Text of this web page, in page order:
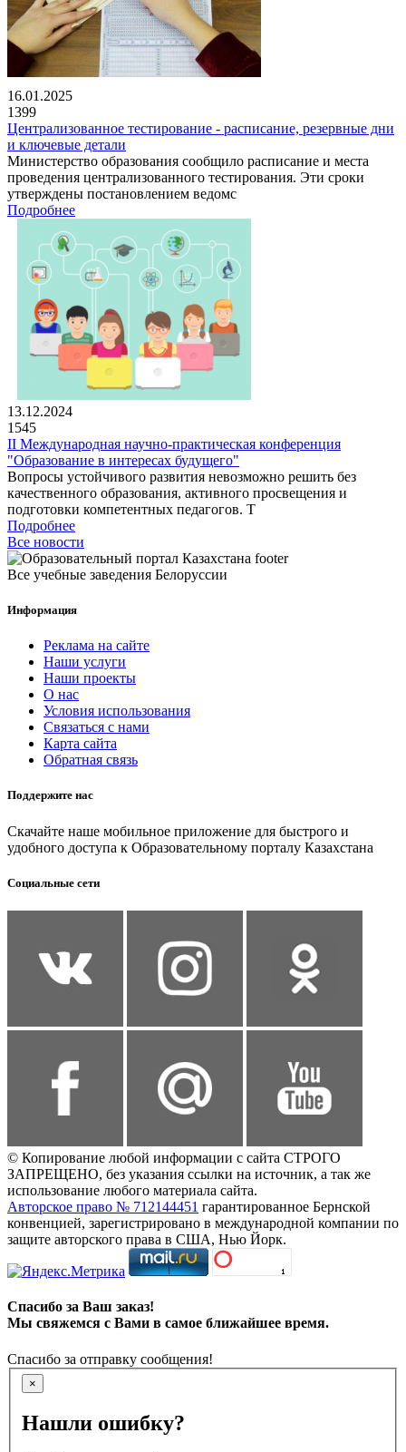
16.01.2025
1399
Централизованное тестирование - расписание, резервные дни
и ключевые детали
Министерство образования сообщило расписание и места
проведения централизованного тестирования. Эти сроки
утверждены постановлением ведомс
Подробнее
13.12.2024
1545
II Международная научно-практическая конференция
"Образование в интересах будущего"
Вопросы устойчивого развития невозможно решить без
качественного образования, активного просвещения и
подготовки компетентных педагогов. Т
Подробнее
Все новости
Все учебные заведения Белоруссии
Информация
Реклама на сайте
Наши услуги
Наши проекты
О нас
Условия использования
Связаться с нами
Карта сайта
Обратная связь
Поддержите нас
Скачайте наше мобильное приложение для быстрого и
удобного доступа к Образовательному порталу Казахстана
Социальные сети
© Копирование любой информации с сайта СТРОГО
ЗАПРЕЩЕНО, без указания ссылки на источник, а так же
использование любого материала сайта.
Авторское право № 712144451 гарантированное Бернской
конвенцией, зарегистрировано в международной компании по
защите авторского права в США, Нью Йорк.
Спасибо за Ваш заказ!
Мы свяжемся с Вами в самое ближайшее время.
Спасибо за отправку сообщения!
×
Нашли ошибку?